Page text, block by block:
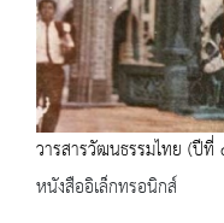
วารสารวัฒนธรรมไทย (
หนังสืออิเล็กทรอนิกส์